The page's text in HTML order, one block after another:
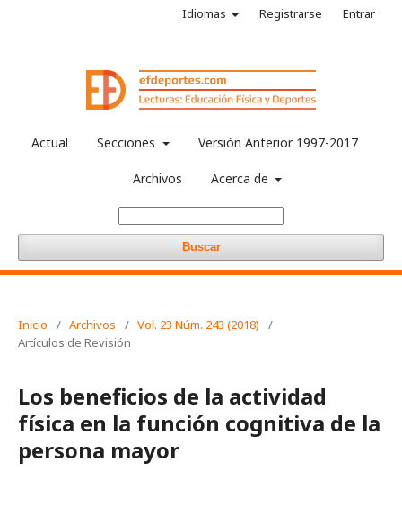
Actual Secciones Versión Anterior 1997-2017
Archivos Acerca de
Buscar
Idiomas Registrarse Entrar
Inicio / Archivos / Vol. 23 Núm. 243 (2018)
/
Artículos de Revisión
Los beneficios de la actividad
física en la función cognitiva de la
persona mayor